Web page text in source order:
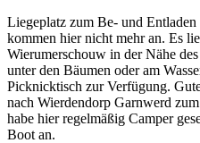
Liegeplatz zum Be- und
kommen hier nicht mehr an. Es
Wierumerschouw in der Nähe
unter den Bäumen oder am
Picknicktisch zur Verfügung.
nach Wierdendorp Garnwerd
habe hier regelmäßig Camper
Boot an.